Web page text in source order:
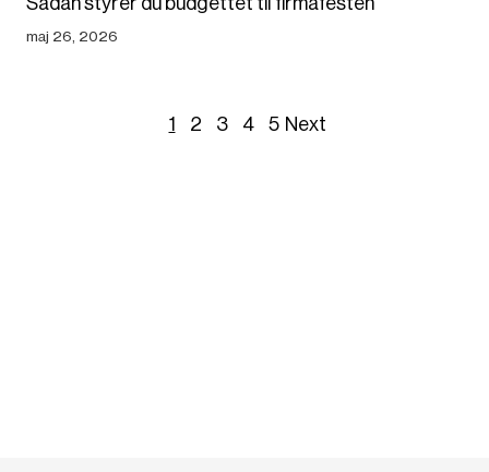
maj 26, 2026
1 2 3 4 5 Next